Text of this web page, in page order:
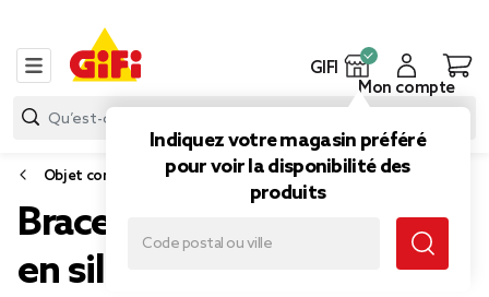
GIFI
Indiquez votre magasin préféré
pour voir la disponibilité des
produits
Mon compte
Objet connecté
Bracelet pour Apple Watch
en silicone 38/40 mm